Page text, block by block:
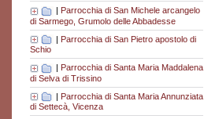
Parrocchia di San Michele arcangelo
di Sarmego, Grumolo delle Abbadesse
| Parrocchia di San Pietro apostolo di
Schio
Parrocchia di Santa Maria Maddalena
di Selva di Trissino
| Parrocchia di Santa Maria Annunziata
di Settecà, Vicenza